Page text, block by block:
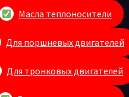
Масла теплоносители
Для поршневых двигателей
Для тронковых двигателей